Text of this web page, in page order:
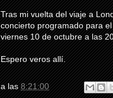
Tras mi vuelta del viaje a
concierto programado para
viernes 10 de octubre a las
Espero veros allí.
a las8:21:00